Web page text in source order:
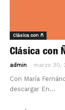
Clásica con ñ
Clásica con
admin - marzo 30,
Con María
descargar En...